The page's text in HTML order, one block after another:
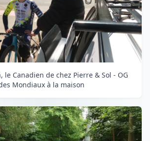
le Canadien de chez Pierre & Sol - OG
Mondiaux à la maison